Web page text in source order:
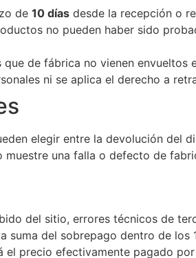
de 10 días desde la recepción o
no pueden haber sido
de fábrica no vienen envueltos
ni se aplica el derecho a
elegir entre la devolución del
una falla o defecto de
del sitio, errores técnicos de
suma del sobrepago dentro de
el precio efectivamente pagado